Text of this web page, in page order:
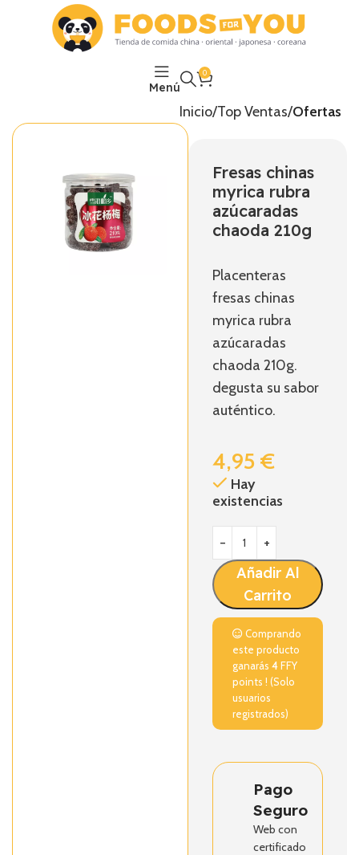
Menú
0
Inicio Top Ventas Ofertas
Fresas chinas
myrica rubra
azúcaradas
chaoda 210g
Placenteras
fresas chinas
myrica rubra
azúcaradas
chaoda 210g.
degusta su sabor
auténtico.
4,95€
Hay
existencias
Añadir Al
Carrito
Comprando
este producto
ganarás4FFY
points ! (Solo
usuarios
registrados)
Pago
Seguro
Web con
certificado